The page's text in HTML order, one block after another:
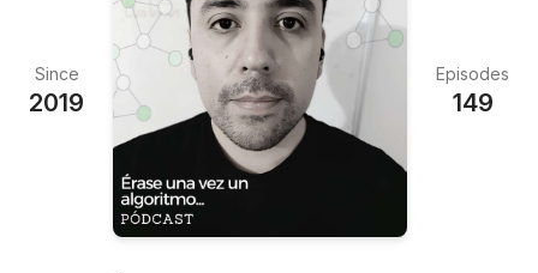
Since
2019
Episodes
149